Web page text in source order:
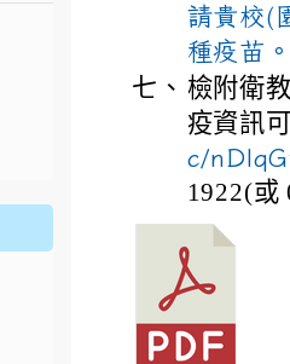
請貴校(
種疫苗。
七、 檢附衛
疫資訊
c/
1922(或
tad_blocks/file/
d/